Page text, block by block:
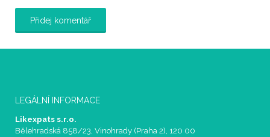
LEGÁLNÍ INFORMACE
Likexpats s.r.o.
Bělehradská 858/23, Vinohrady (Praha 2), 120 00